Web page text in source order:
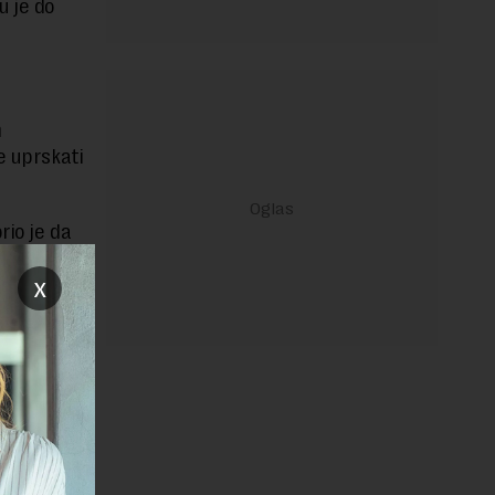
je do
uprskati
je da
sportom,
jezik“,
x